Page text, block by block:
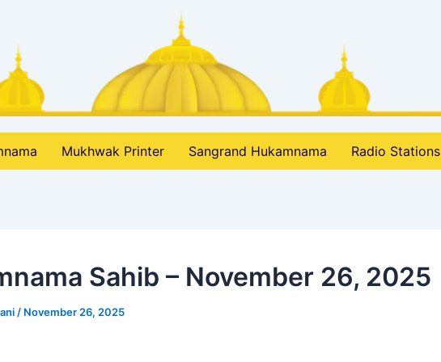
Mukhwak Printer Sangrand Hukamnama Radio Stations
Sahib – November 26, 2025
/ November 26, 2025